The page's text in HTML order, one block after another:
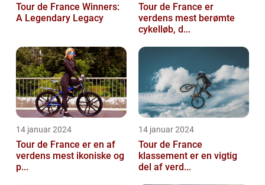
Tour de France Winners:
A Legendary Legacy
Tour de France er
verdens mest berømte
cykelløb, d...
14 januar 2024
Tour de France er en af
verdens mest ikoniske og
p...
14 januar 2024
Tour de France
klassement er en vigtig
del af verd...